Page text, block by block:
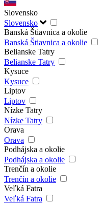
Slovensko
Slovensko
Banská Štiavnica a okolie
Banská Štiavnica a okolie
Belianske Tatry
Belianske Tatry
Kysuce
Kysuce
Liptov
Liptov
Nízke Tatry
Nízke Tatry
Orava
Orava
Podhájska a okolie
Podhájska a okolie
Trenčín a okolie
Trenčín a okolie
Veľká Fatra
Veľká Fatra